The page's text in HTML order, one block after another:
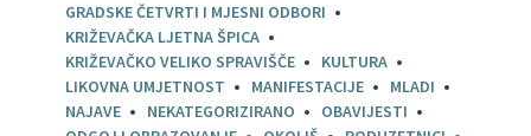
GRADSKE ČETVRTI I MJESNI ODBORI
KRIŽEVAČKA LJETNA ŠPICA
KRIŽEVAČKO VELIKO SPRAVIŠČE
KULTURA
LIKOVNA UMJETNOST
MANIFESTACIJE
MLADI
NAJAVE
NEKATEGORIZIRANO
OBAVIJESTI